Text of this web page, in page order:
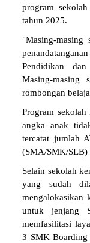
program
tahun 2025.
"Masing-masing
Pendidikan
Masing-masing
rombongan
Program
angka anak
tercatat jumlah
(SMA/SMK/SLB)
Selain sekolah
yang sudah
mengalokasikan
untuk jenjang
memfasilitasi
3 SMK Boarding